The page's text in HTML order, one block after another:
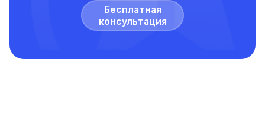
Бесплатная
консультация